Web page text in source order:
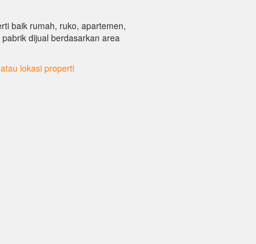
baik rumah, ruko, apartemen,
dijual berdasarkan area
lokasi properti